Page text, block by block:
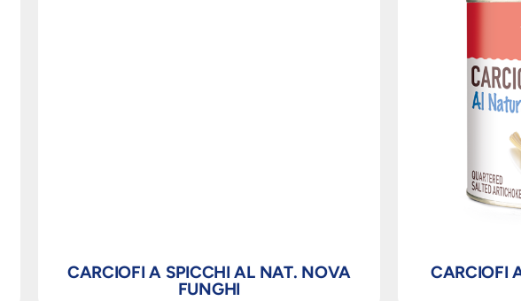
CARCIOFI A SPICCHI AL NAT. NOVA
FUNGHI
CARCIOFI